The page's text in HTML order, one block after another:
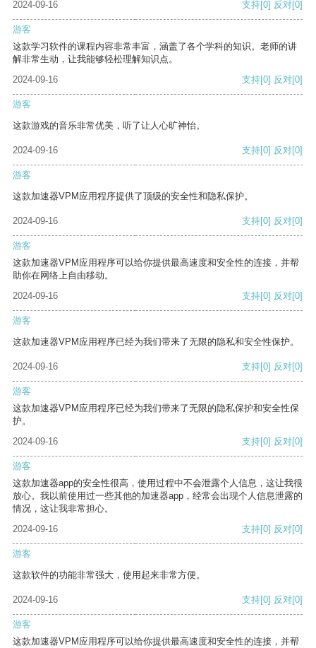
2024-09-16 支持[0] 反对[0]
游客
这款学习软件的课程内容非常丰富，涵盖了各个学科的知识。老师的讲
解非常生动，让我能够轻松理解知识点。
2024-09-16
支持[0] 反对[0]
游客
这款游戏的音乐非常优美，听了让人心旷神怡。
2024-09-16 支持[0] 反对[0]
游客
这款加速器VPM应用程序提供了顶级的安全性和隐私保护。
2024-09-16 支持[0] 反对[0]
游客
这款加速器VPM应用程序可以给你提供最高速度和安全性的连接，并帮
助你在网络上自由移动。
2024-09-16
支持[0] 反对[0]
游客
这款加速器VPM应用程序已经为我们带来了无限的隐私和安全性保护。
2024-09-16 支持[0] 反对[0]
游客
这款加速器VPM应用程序已经为我们带来了无限的隐私保护和安全性保
护。
2024-09-16
支持[0] 反对[0]
游客
这款加速器app的安全性很高，使用过程中不会泄露个人信息，这让我很
放心。我以前使用过一些其他的加速器app，经常会出现个人信息泄露的
情况，这让我非常担心。
2024-09-16
支持[0] 反对[0]
游客
这款软件的功能非常强大，使用起来非常方便。
2024-09-16 支持[0] 反对[0]
游客
这款加速器VPM应用程序可以给你提供最高速度和安全性的连接，并帮